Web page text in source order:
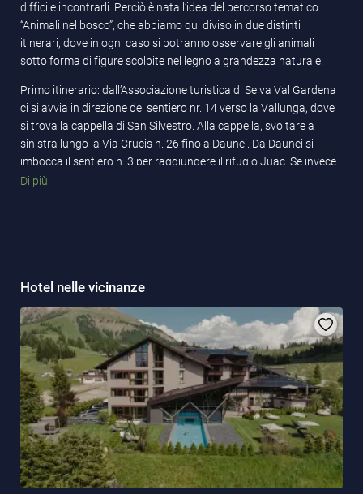
difficile incontrarli. Perciò è nata l’idea del percorso tematico
“Animali nel bosco”, che abbiamo qui diviso in due distinti
itinerari, dove in ogni caso si potranno osservare gli animali
sotto forma di figure scolpite nel legno a grandezza naturale.
Primo itinerario: dall’Associazione turistica di Selva Val Gardena
ci si avvia in direzione del sentiero nr. 14 verso la Vallunga, dove
si trova la cappella di San Silvestro. Alla cappella, svoltare a
sinistra lungo la Via Crucis n. 26 fino a Daunëi. Da Daunëi si
imbocca il sentiero n. 3 per raggiungere il rifugio Juac. Se invece
da Daunëi si segue il sentiero n. 17A si possono osservare altri
tornare al punto di partenza seguire la stessa strada percorsa
Presso l’Associazione turistica potete trovare una cartina
dettagliata con l’esatta posizione delle singole sculture di
animali.
Di più
Hotel nelle vicinanze